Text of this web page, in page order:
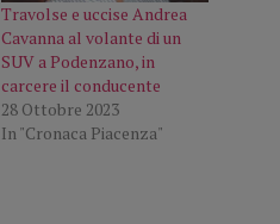
Travolse e uccise Andrea
Cavanna al volante di un
SUV a Podenzano, in
carcere il conducente
28 Ottobre 2023
In "Cronaca Piacenza"